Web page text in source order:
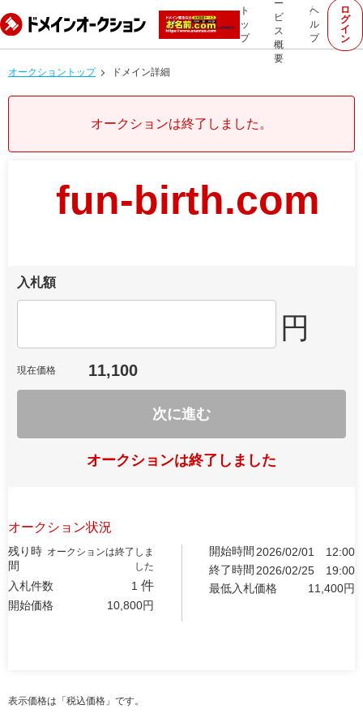
ト
ッ
プ
ー
ビ
ス
概
要
ヘ
ル
プ
ロ
グ
イ
ン
オークショントップ ドメイン詳細
オークションは終了しました。
fun-birth.com
入札額
円
現在価格 11,100
次に進む
オークションは終了しました
オークション状況
残り時
間
オークションは終了しま
した
入札件数 1 件
開始価格 10,800円
開始時間 2026/02/01
12:00
終了時間 2026/02/25
19:00
最低入札価格
11,400円
表示価格は「税込価格」です。